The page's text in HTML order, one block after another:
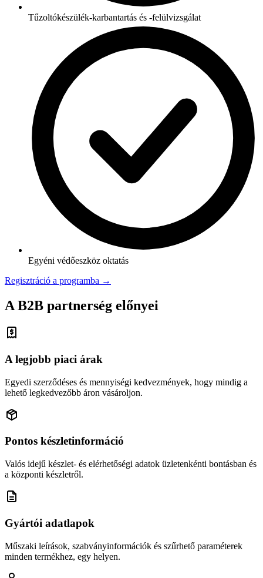
Tűzoltókészülék-karbantartás és -felülvizsgálat
Egyéni védőeszköz oktatás
Regisztráció a programba →
A B2B partnerség előnyei
A legjobb piaci árak
Egyedi szerződéses és mennyiségi kedvezmények, hogy mindig a
lehető legkedvezőbb áron vásároljon.
Pontos készletinformáció
Valós idejű készlet- és elérhetőségi adatok üzletenkénti bontásban és
a központi készletről.
Gyártói adatlapok
Műszaki leírások, szabványinformációk és szűrhető paraméterek
minden termékhez, egy helyen.